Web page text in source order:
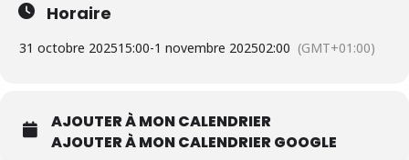
Horaire
31 octobre 202515:00-1 novembre 202502:00 (GMT+01:00)
AJOUTER À MON CALENDRIER
AJOUTER À MON CALENDRIER GOOGLE